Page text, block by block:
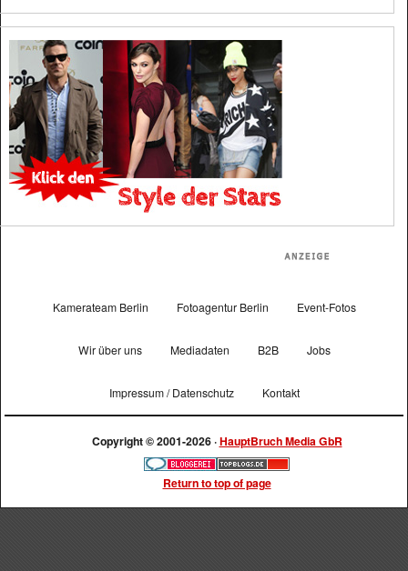
Kamerateam Berlin Fotoagentur Berlin Event-Fotos
Wir über uns Mediadaten B2B Jobs
Impressum / Datenschutz Kontakt
Copyright © 2001-2026 ·HauptBruch Media GbR
Return to top of page